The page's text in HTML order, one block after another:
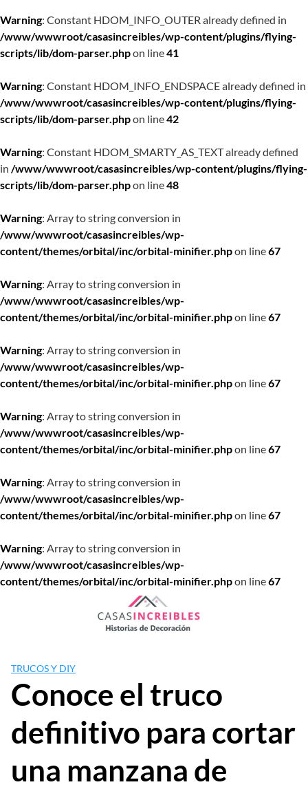
Warning: Constant HDOM_INFO_OUTER already defined in
/www/wwwroot/casasincreibles/wp-content/plugins/flying-
scripts/lib/dom-parser.phpon line41
Warning: Constant HDOM_INFO_ENDSPACE already defined in
/www/wwwroot/casasincreibles/wp-content/plugins/flying-
scripts/lib/dom-parser.phpon line42
Warning: Constant HDOM_SMARTY_AS_TEXT already defined
in /www/wwwroot/casasincreibles/wp-content/plugins/flying-
scripts/lib/dom-parser.phpon line48
Warning: Array to string conversion in
/www/wwwroot/casasincreibles/wp-
content/themes/orbital/inc/orbital-minifier.phpon line67
Warning: Array to string conversion in
/www/wwwroot/casasincreibles/wp-
content/themes/orbital/inc/orbital-minifier.phpon line67
Warning: Array to string conversion in
/www/wwwroot/casasincreibles/wp-
content/themes/orbital/inc/orbital-minifier.phpon line67
Warning: Array to string conversion in
/www/wwwroot/casasincreibles/wp-
content/themes/orbital/inc/orbital-minifier.phpon line67
Warning: Array to string conversion in
/www/wwwroot/casasincreibles/wp-
content/themes/orbital/inc/orbital-minifier.phpon line67
Warning: Array to string conversion in
/www/wwwroot/casasincreibles/wp-
content/themes/orbital/inc/orbital-minifier.phpon line67
TRUCOS Y DIY
Conoce el truco
definitivo para cortar
una manzana de